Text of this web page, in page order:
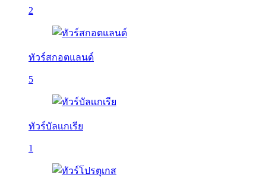
2
ทัวร์สกอตแลนด์
5
ทัวร์บัลเเกเรีย
1